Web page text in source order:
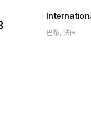
巴黎, 法国